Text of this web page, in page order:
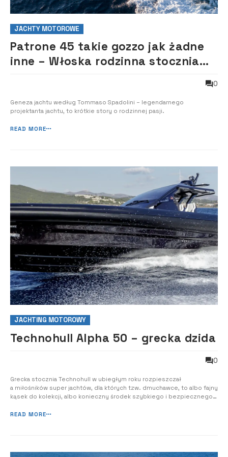
JACHTY MOTOROWE
Patrone 45 takie gozzo jak żadne
inne – Włoska rodzinna stocznia
jednostkę z oferowanej serii
0
Geneza jachtu według Tommaso Spadolini – legendarnego
projektanta jachtu, to krótkie story o rodzinnej pasji.
READ MORE
JACHTING MOTOROWY
Technohull Alpha 50 – grecka dzida
0
Grecka stocznia Technohull w ubiegłym roku rozpieszczał
a miłośników super jachtów, dla których tzw. dmuchawce, to albo fajny
kąsek do kolekcji, albo konieczny środek szybkiego i bezpiecznego
początek ubiegłego sezonu przygotowała aż trzy premiery
READ MORE